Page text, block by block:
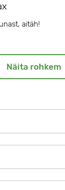
aitäh!
Näita rohkem